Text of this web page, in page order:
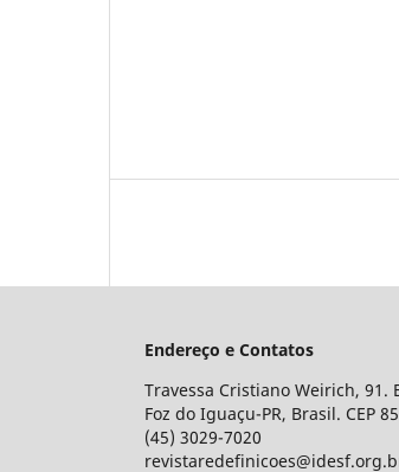
Endereço e Contatos
Travessa Cristiano Weirich, 91.
Foz do Iguaçu-PR, Brasil. CEP
(45) 3029-7020